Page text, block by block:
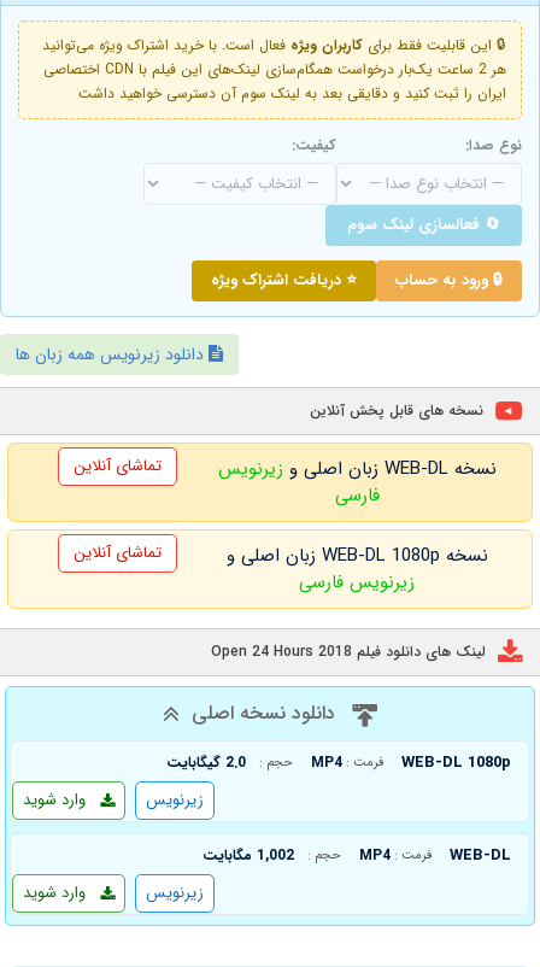
🔒 این قابلیت فقط برای کاربران ویژه فعال است. با خرید اشتراک ویژه می‌توانید
هر 2 ساعت یک‌بار درخواست همگام‌سازی لینک‌های این فیلم با CDN اختصاصی
ایران را ثبت کنید و دقایقی بعد به لینک سوم آن دسترسی خواهید داشت
نوع صدا: کیفیت:
🔄 فعالسازی لینک سوم
🔒 ورود به حساب ⭐ دریافت اشتراک ویژه
دانلود زیرنویس همه زبان ها
نسخه های قابل پخش آنلاین
نسخه WEB-DL زبان اصلی و
زیرنویس
فارسی
تماشای آنلاین
نسخه WEB-DL 1080p زبان اصلی و
زیرنویس فارسی
تماشای آنلاین
لینک های دانلود فیلم Open 24 Hours 2018
دانلود نسخه اصلی
WEB-DL 1080p فرمت : MP4 حجم : 2.0 گیگابایت
وارد شوید زیرنویس
WEB-DL فرمت : MP4 حجم : 1,002 مگابایت
وارد شوید زیرنویس